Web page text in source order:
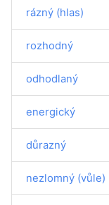
rázný (hlas)
rozhodný
odhodlaný
energický
důrazný
nezlomný (vůle)